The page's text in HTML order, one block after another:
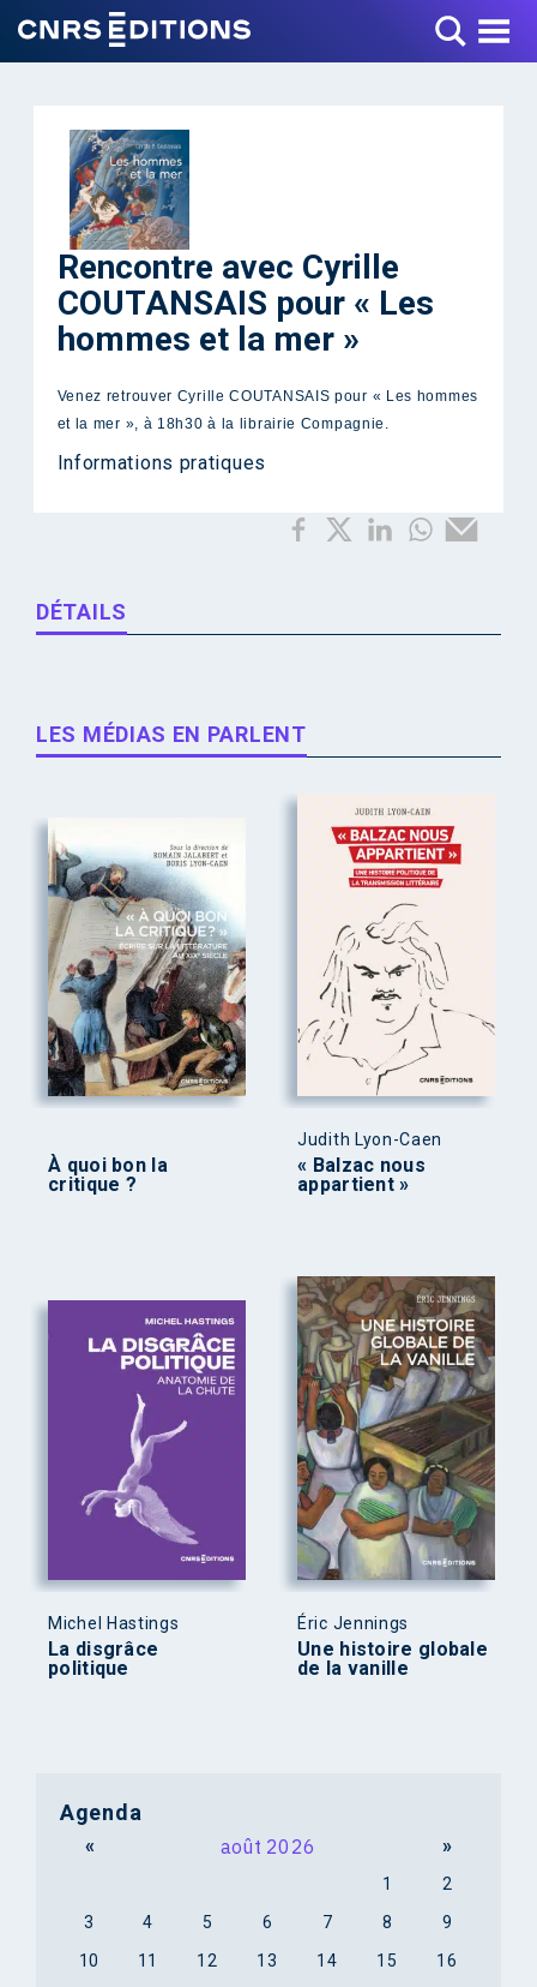
Toggle Menu
Rencontre avec Cyrille
COUTANSAIS pour « Les
hommes et la mer »
Venez retrouver Cyrille COUTANSAIS pour « Les hommes
et la mer », à 18h30 à la librairie Compagnie.
Informations pratiques
DÉTAILS
LES MÉDIAS EN PARLENT
À quoi bon la
critique ?
Judith Lyon-Caen
« Balzac nous
appartient »
Michel Hastings
La disgrâce
politique
Éric Jennings
Une histoire globale
de la vanille
Agenda
« août 2026 »
1
2
3
4 5 6 7 8
9
10
11 12 13 14 15
16